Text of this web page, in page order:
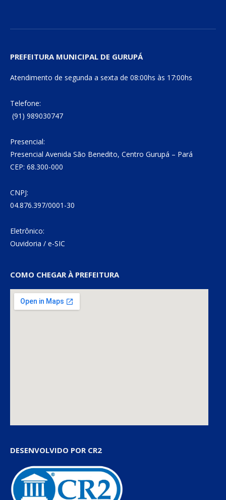
PREFEITURA MUNICIPAL DE GURUPÁ
Atendimento de segunda a sexta de 08:00hs às 17:00hs
Telefone:
(91) 989030747
Presencial:
Presencial Avenida São Benedito, Centro Gurupá – Pará
CEP: 68.300-000
CNPJ:
04.876.397/0001-30
Eletrônico:
Ouvidoria / e-SIC
COMO CHEGAR À PREFEITURA
DESENVOLVIDO POR CR2